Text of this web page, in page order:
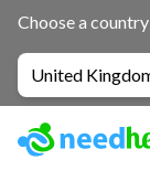
Choose a
United